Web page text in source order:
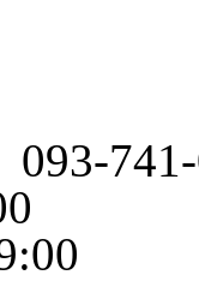
093-